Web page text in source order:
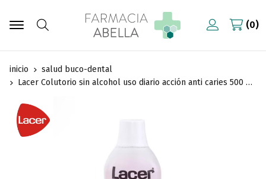
Buscar
0
inicio
salud buco-dental
Lacer Colutorio sin alcohol uso diario acción anti caries 500 ml + 100 ml gratis